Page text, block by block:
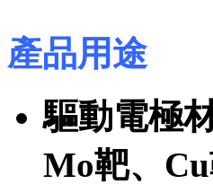
產品用途
驅動電極
Mo靶、Cu